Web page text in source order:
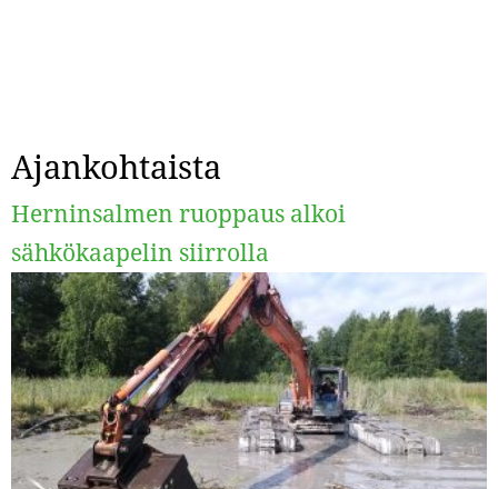
Ajankohtaista
Herninsalmen ruoppaus alkoi
sähkökaapelin siirrolla